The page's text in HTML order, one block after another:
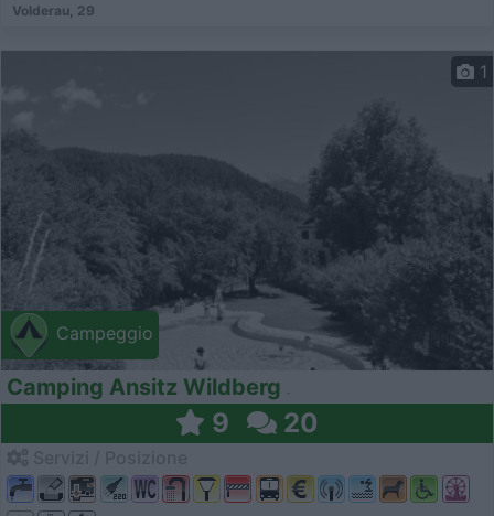
Volderau, 29
Campeggio
1
Camping Ansitz Wildberg
9 20